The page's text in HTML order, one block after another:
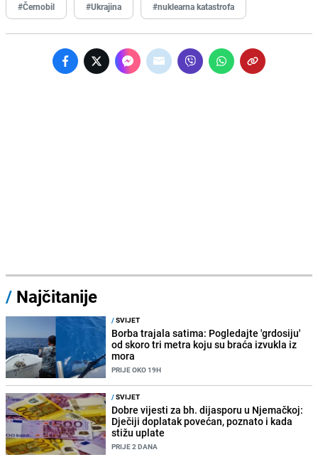
#Černobil #Ukrajina #nuklearna katastrofa
/ Najčitanije
/SVIJET
Borba trajala satima: Pogledajte 'grdosiju'
od skoro tri metra koju su braća izvukla iz
mora
PRIJE OKO 19H
/SVIJET
Dobre vijesti za bh. dijasporu u Njemačkoj:
Dječiji doplatak povećan, poznato i kada
stižu uplate
PRIJE 2 DANA